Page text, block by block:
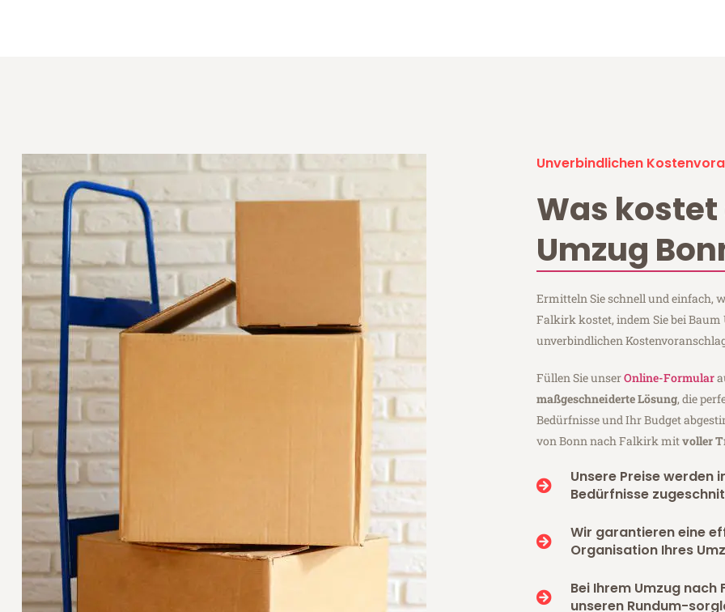
Unverbindlichen
Was kostet
Umzug
Ermitteln Sie schnell und einfach,
Falkirk kostet, indem Sie bei
unverbindlichen
Füllen Sie unserOnline-Formular
maßgeschneiderte Lösung, die
Bedürfnisse und Ihr Budget
von Bonn nach Falkirk mitvoller
Unsere Preise werden
Bedürfnisse
Wir garantieren eine
Organisation Ihres
Bei Ihrem Umzug nach
unseren Rundum-